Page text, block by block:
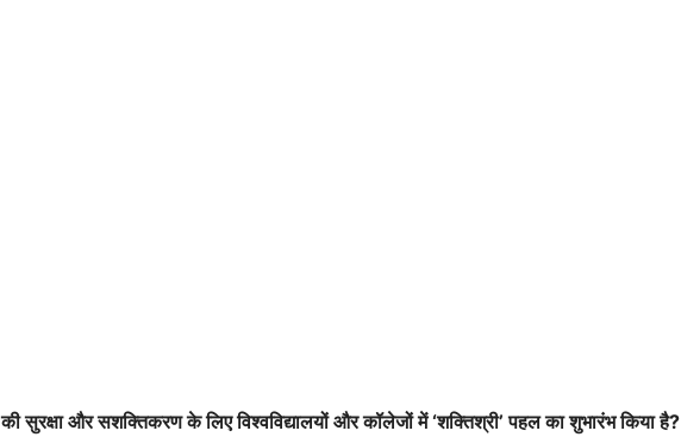
सुरक्षा और सशक्तिकरण के लिए विश्वविद्यालयों और कॉलेजों में ‘शक्तिश्री’ पहल का शुभारंभ किया है?